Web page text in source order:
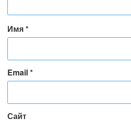
Имя*
Email*
Сайт